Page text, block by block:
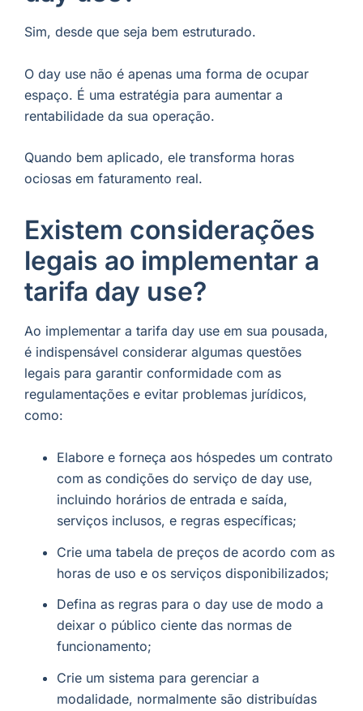
Sim, desde que seja bem estruturado.
O day use não é apenas uma forma de ocupar
espaço. É uma estratégia para aumentar a
rentabilidade da sua operação.
Quando bem aplicado, ele transforma horas
ociosas em faturamento real.
Existem considerações
legais ao implementar a
tarifa day use?
Ao implementar a tarifa day use em sua pousada,
é indispensável considerar algumas questões
legais para garantir conformidade com as
regulamentações e evitar problemas jurídicos,
como:
Elabore e forneça aos hóspedes um contrato
com as condições do serviço de day use,
incluindo horários de entrada e saída,
serviços inclusos, e regras específicas;
Crie uma tabela de preços de acordo com as
horas de uso e os serviços disponibilizados;
Defina as regras para o day use de modo a
deixar o público ciente das normas de
funcionamento;
Crie um sistema para gerenciar a
modalidade, normalmente são distribuídas